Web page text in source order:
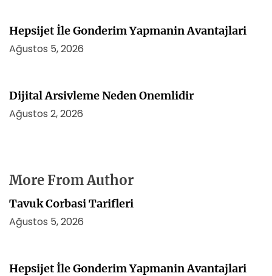
Hepsijet İle Gonderim Yapmanin Avantajlari
Ağustos 5, 2026
Dijital Arsivleme Neden Onemlidir
Ağustos 2, 2026
More From Author
Tavuk Corbasi Tarifleri
Ağustos 5, 2026
Hepsijet İle Gonderim Yapmanin Avantajlari